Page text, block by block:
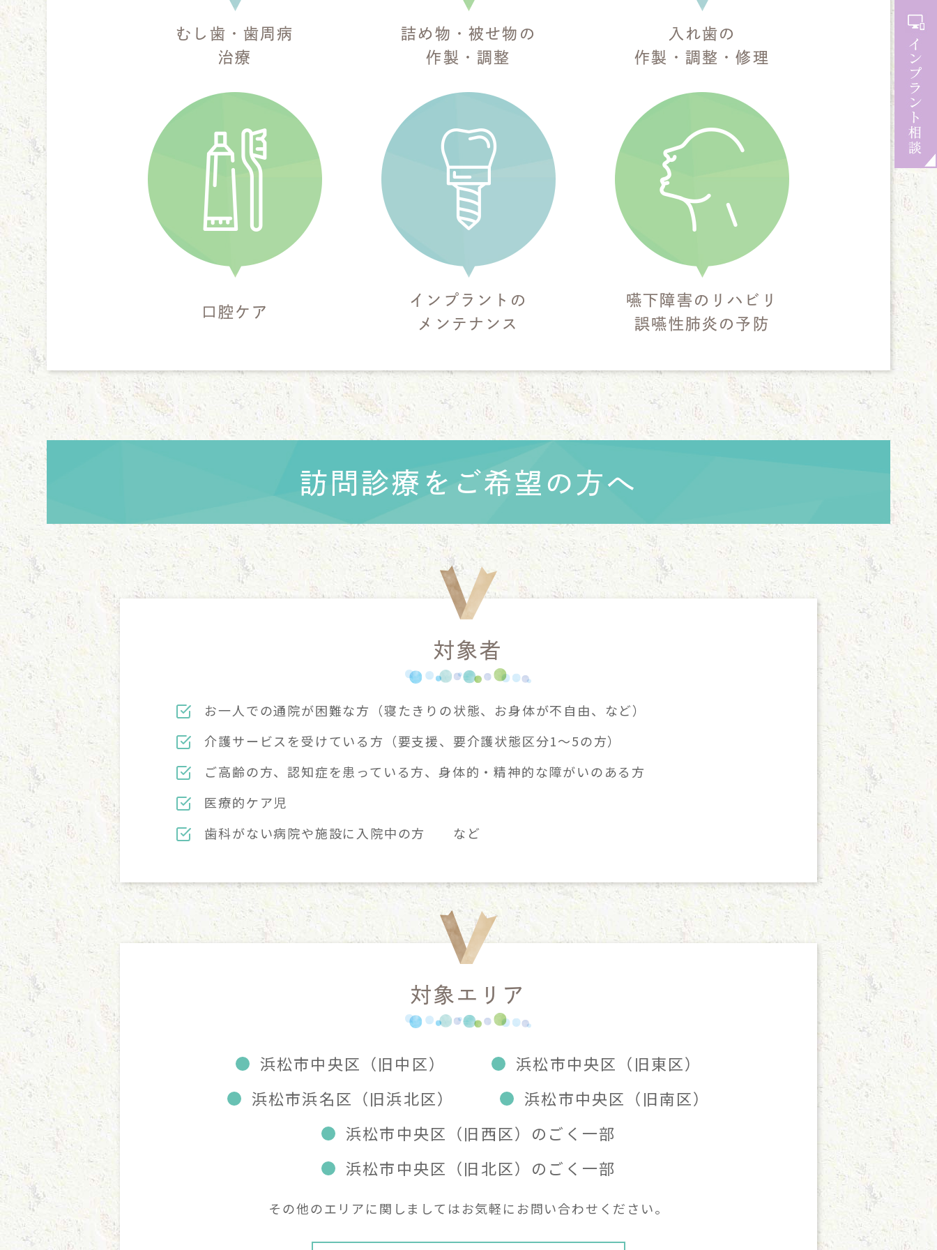
むし歯・歯周病
治療
詰め物・被せ物の
作製・調整
入れ歯の
作製・調整・修理
口腔ケア
インプラントの
メンテナンス
嚥下障害のリハビリ
誤嚥性肺炎の予防
訪問診療をご希望の方へ
対象者
お一人での通院が困難な方（寝たきりの状態、お身体が不自由、など）
介護サービスを受けている方（要支援、要介護状態区分1～5の方）
ご高齢の方、認知症を患っている方、身体的・精神的な障がいのある方
医療的ケア児
歯科がない病院や施設に入院中の方 など
対象エリア
浜松市中央区（旧中区）
浜松市中央区（旧東区）
浜松市浜名区（旧浜北区）
浜松市中央区（旧南区）
浜松市中央区（旧西区）のごく一部
浜松市中央区（旧北区）のごく一部
その他のエリアに関しましてはお気軽にお問い合わせください。